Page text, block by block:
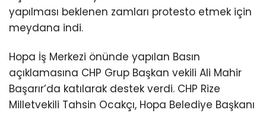
yapılması beklenen zamları protesto etmek için
meydana indi.
Hopa İş Merkezi önünde yapılan Basın
açıklamasına CHP Grup Başkan vekili Ali Mahir
Başarır’da katılarak destek verdi. CHP Rize
Milletvekili Tahsin Ocakçı, Hopa Belediye Başkanı